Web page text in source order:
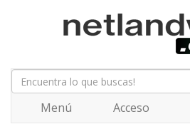
Menú Acceso